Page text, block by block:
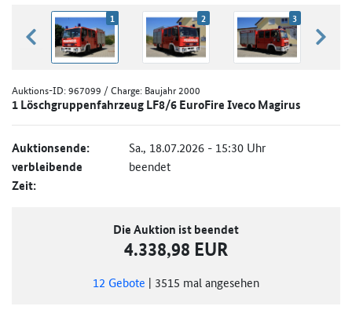
zurück blättern
1 2 3
Auktions-ID:967099 / Charge: Baujahr 2000
1 Löschgruppenfahrzeug LF8/6 EuroFire Iveco Magirus
Auktionsende: Sa., 18.07.2026 - 15:30 Uhr
verbleibende
Zeit:
beendet
Die Auktion ist beendet
4.338,98 EUR
12 Gebote | 3515 mal angesehen